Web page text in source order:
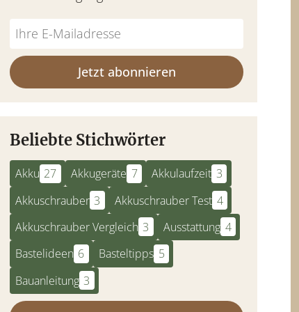
Jetzt abonnieren
Beliebte Stichwörter
Akku 27 Akkugeräte 7 Akkulaufzeit 3
Akkuschrauber 3 Akkuschrauber Test 4
Akkuschrauber Vergleich 3 Ausstattung 4
Bastelideen 6 Basteltipps 5
Bauanleitung 3